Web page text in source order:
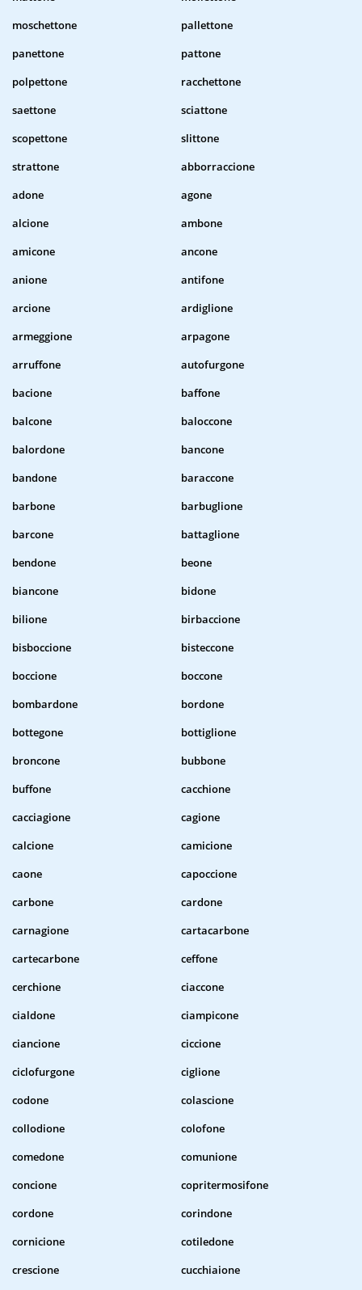
moschettone
pallettone
panettone
pattone
polpettone
racchettone
saettone
sciattone
scopettone
slittone
strattone
abborraccione
adone
agone
alcione
ambone
amicone
ancone
anione
antifone
arcione
ardiglione
armeggione
arpagone
arruffone
autofurgone
bacione
baffone
balcone
baloccone
balordone
bancone
bandone
baraccone
barbone
barbuglione
barcone
battaglione
bendone
beone
biancone
bidone
bilione
birbaccione
bisboccione
bisteccone
boccione
boccone
bombardone
bordone
bottegone
bottiglione
broncone
bubbone
buffone
cacchione
cacciagione
cagione
calcione
camicione
caone
capoccione
carbone
cardone
carnagione
cartacarbone
cartecarbone
ceffone
cerchione
ciaccone
cialdone
ciampicone
ciancione
ciccione
ciclofurgone
ciglione
codone
colascione
collodione
colofone
comedone
comunione
concione
copritermosifone
cordone
corindone
cornicione
cotiledone
crescione
cucchiaione